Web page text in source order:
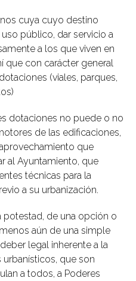
cuya cuyo destino
público, dar servicio a
a los que viven en
que con carácter general
(viales, parques,
dotaciones no puede o no
de las edificaciones,
que
al Ayuntamiento, que
técnicas para la
a su urbanización.
potestad, de una opción o
aún de una simple
legal inherente a la
que son
a todos, a Poderes